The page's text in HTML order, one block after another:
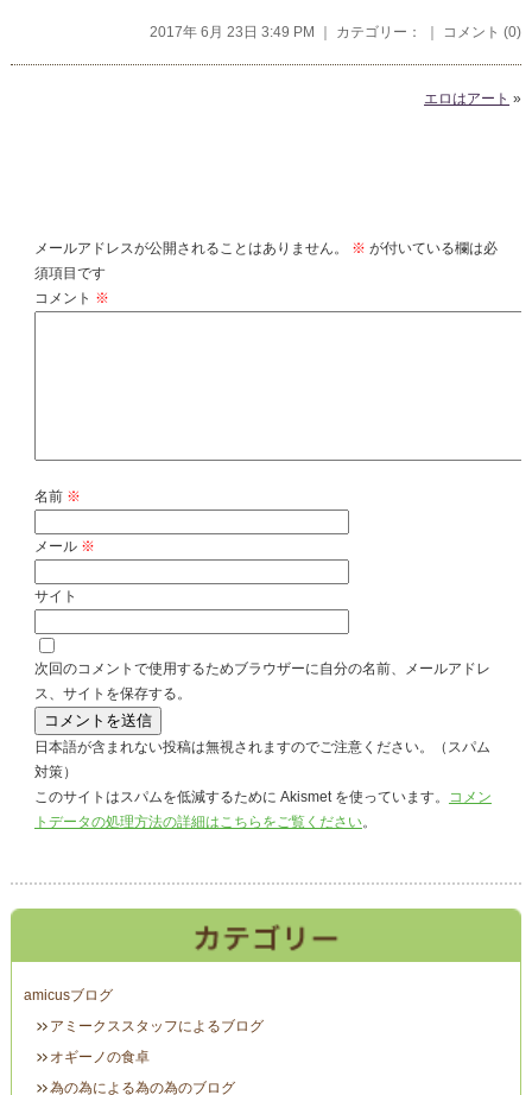
2017年 6月 23日 3:49 PM ｜ カテゴリー： ｜ コメント (0)
エロはアート »
メールアドレスが公開されることはありません。 ※ が付いている欄は必
須項目です
コメント ※
名前 ※
メール ※
サイト
次回のコメントで使用するためブラウザーに自分の名前、メールアドレ
ス、サイトを保存する。
日本語が含まれない投稿は無視されますのでご注意ください。（スパム
対策）
このサイトはスパムを低減するために Akismet を使っています。 コメン
トデータの処理方法の詳細はこちらをご覧ください。
amicusブログ
アミークススタッフによるブログ
オギーノの食卓
為の為による為の為のブログ